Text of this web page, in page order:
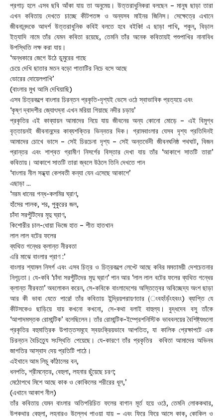
প্রগাঢ় হলে এসব ছবি আঁকা যায় তা অনুমেয়। উত্তরাধুনিকরা বলছেন – মানুষ ছাড়া তারা
এখন কবিতায় দেখতে চাচ্ছে কীটপতঙ্গ ও অন্যসব মাইনর জিনিস। সেক্ষেত্রে এখানে
জীবনানন্দকে আদর্শ উত্তরাধুনিক কবিই বলতে হবে বইকি! এ ছাড়া পাখি, শকুন, বিড়াল
ইত্যাদি নামে তাঁর যেমন কবিতা রয়েছে, তেমনি তাঁর অনেক কবিতায়ই পশুপাখির নানাবিধ
উপস্থিতি লক্ষ করা যায়।
‘অন্ধকারে জেগে উঠে ডুমুরের গাছে
চেয়ে দেখি ছাতার মতন বড়ো পাতাটির নিচে বসে আছে
ভোরের দোয়েলপাখি’
(বাংলার মুখ আমি দেখিয়াছি)
এসব চিত্রকল্পে বাংলার চিরন্তন প্রকৃতি-দৃশ্যই ভেসে ওঠে স্বাভাবিক প্রত্যয়ে এবং
‘কৃষ্ণ দ্বাদশীর জ্যোৎস্না এখন মরিয়া গিয়াছে নদীর চড়ায়’
প্রকৃতির এই কাব্যায়ন আমাদের নিয়ে যায় জীবনের অন্য কোনো মোড়ে – এই বিমুগ্ধ
বৃত্তায়নই জীবনানন্দের কাব্যশক্তির ভিন্নতর দিক। গ্রামবাংলার যেসব দৃশ্য প্রতিদিনই
আমাদের চোখে ভাসে – সেই চিরচেনা দৃশ্য – সেই অন্তর্ভেদী জীবনঘনিষ্ঠ পথঘাট, বিজন
প্রান্তর এবং শাশ্বত গ্রামীণ নিসর্গের বিস্তার দেখা যায় তাঁর ‘আকাশে সাতটি তারা’
কবিতায়। আকাশে সাতটি তারা জ্বলে উঠলে তিনি দেখতে পান
‘বাংলার নীল সন্ধ্যা কেশবতী কন্যা যেন এসেছে আকাশে’
এছাড়া …
‘নরম ধানের গন্ধ-কলমির ঘ্রাণ,
হাঁসের পালক, শর, পুকুরের জল,
চাঁদা সরপুঁটিদের মৃদু ঘ্রাণ,
কিশোরীর চাল-ধোয়া ভিজে হাত – শীত হাতখান
লাল লাল বটের ফলের
ব্যথিত গন্ধের ক্লান্ত নীরবতা
এরি মাঝে বাংলার প্রাণ :’
বাংলার শ্যামল নিসর্গ এবং এসব চিত্র ও চিত্রকল্পে লেপ্টে আছে কবির মমতাময়ী দেশচেতনার
নিগূঢ়তা। যে-কবি ‘চাঁদা সরপুঁটিদের মৃদু ঘ্রাণ’ পান আর ‘লাল লাল বটের ফলের ব্যথিত গন্ধের
ক্লান্ত নীরবতা’ অবলোকন করেন, সে-কবিকে বাংলাদেশের অস্তিত্বের অবিচ্ছেদ্য অংশ ছাড়া
আর কী ভাবা যেতে পারে! তাঁর কবিতায় ইন্দ্রিয়পরায়ণতার (ংবহংঁড়ঁংহবংং) ব্যাপ্তি যে
কীটসকেও ছাড়িয়ে যায় কখনো কখনো, সে-কথা বলাই বাহুল্য। বুদ্ধদেব বসু তাঁকে
‘আপাদমস্তক রোমান্টিক’ বলেছিলেন। তাঁর রোমান্টিক-ইম্প্রেশনিস্টিক ভাববলয়ের বৈশিষ্ট্যগুলো
প্রকৃতির বহুমাত্রিক উপাত্তসমূহে স্বয়ংক্রিয়ভাবে আপতিত, যা কালিক প্রেক্ষাপটে এক
চিরন্তন বৈচিত্র্যে সংস্থিতি পেয়েছে। যে-কারণে তাঁর প্রকৃতির কবিতা আমাদের অভিনব
জাগতির আস্বাদ দেয় প্রতিটি পাঠে।
এইখানে আম লিচু কাঁঠালের বন,
ধনপতি, শ্রীমন্তের, বেহুলা, লহনার ছুঁয়েছে চরণ;
মেঠোপথে মিশে আছে কাক ও কোকিলের শরীরের ধূল,’
(এখানে আকাশ নীল)
তাঁর কবিতায় যেমন বাংলার অতিপরিচিত ফলের বাগান মূর্ত হয়ে ওঠে, তেমনি লোককথার,
উপকথার বেহুলা, লহনারও উল্লেখ পাওয়া যায় – এবং ফিরে ফিরে আসে কাক, কোকিল ও